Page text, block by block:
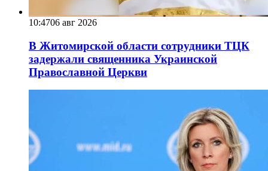
10:4706 авг 2026
В Житомирской области сотрудники ТЦК
задержали священника Украинской
Православной Церкви